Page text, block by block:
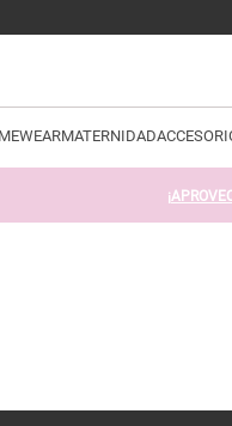
MATERNIDAD